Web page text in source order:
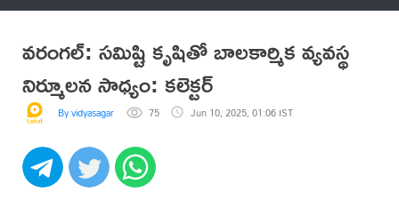
వరంగల్: సమిష్టి కృషితో బాలకార్మిక వ్యవస్థ
నిర్మూలన సాధ్యం: కలెక్టర్
By vidyasagar 75 Jun 10, 2025, 01:06 IST